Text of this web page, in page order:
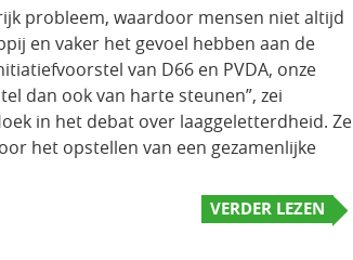
probleem, waardoor mensen niet altijd
en vaker het gevoel hebben aan de
van D66 en PVDA, onze
dan ook van harte steunen”, zei
in het debat over laaggeletterdheid. Ze
het opstellen van een gezamenlijke
VERDER LEZEN